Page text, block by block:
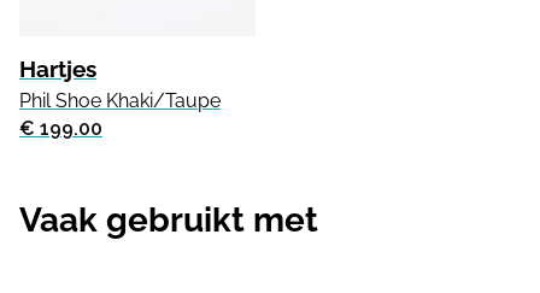
Hartjes
Phil Shoe Khaki/Taupe
€ 199.00
Vaak gebruikt met